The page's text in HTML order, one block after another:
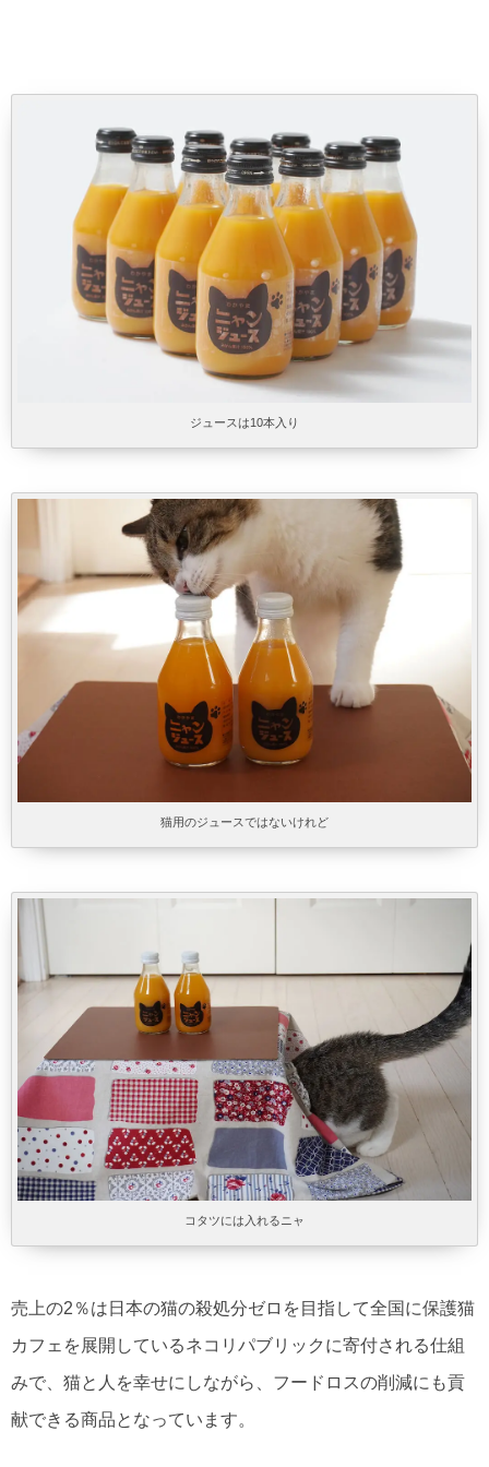
ジュースは10本入り
猫用のジュースではないけれど
コタツには入れるニャ
売上の2％は日本の猫の殺処分ゼロを目指して全国に保護猫
カフェを展開しているネコリパブリックに寄付される仕組
みで、猫と人を幸せにしながら、フードロスの削減にも貢
献できる商品となっています。